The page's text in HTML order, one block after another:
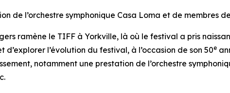
de l’orchestre symphonique Casa Loma et de membres
ramène le TIFF à Yorkville, là où le festival a pris
l’évolution du festival, à l’occasion de son 50e
notamment une prestation de l’orchestre